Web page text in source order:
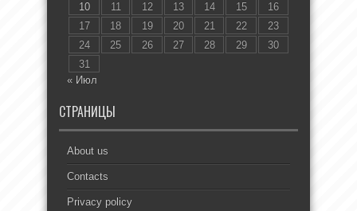
10
11 12 13 14 15
16
17
18 19 20 21 22
23
24
25 26 27 28 29
30
31
« Июл
СТРАНИЦЫ
About us
Contacts
Privacy policy